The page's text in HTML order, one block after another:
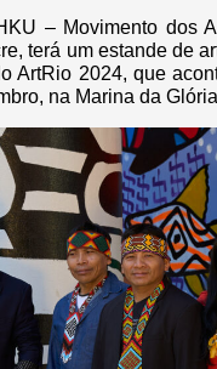
– Movimento dos
terá um estande de
ArtRio 2024, que
na Marina da